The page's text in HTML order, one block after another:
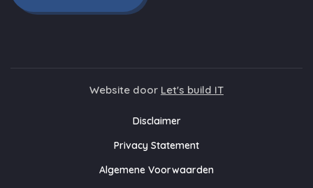
Website door Let's build IT
Disclaimer
Privacy Statement
Algemene Voorwaarden